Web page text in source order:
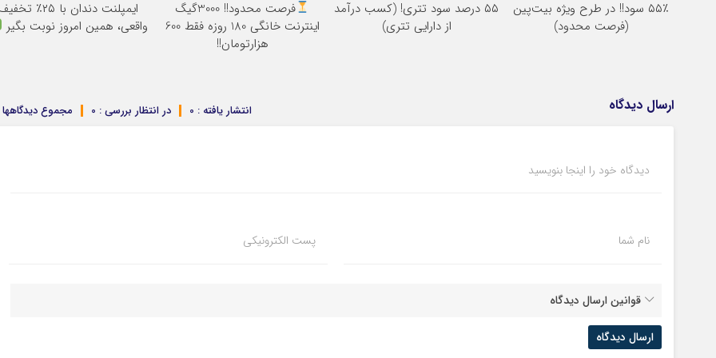
۵۵٪ سود!! در طرح ویژه بیت‌پین
(فرصت محدود)
۵۵ درصد سود تتری! (کسب درآمد
از دارایی تتری)
فرصت محدود!! 3000گیگ
اینترنت خانگی 180 روزه فقط 600
هزارتومان!!
ایمپلنت دندان با ۲۵٪
واقعی، همین امروز نوبت بگیر
ارسال دیدگاه مجموع دیدگاهها در انتظار بررسی : 0 انتشار یافته : 0
دیدگاه خود را اینجا بنویسید
نام شما پست الکترونیکی
قوانین ارسال دیدگاه